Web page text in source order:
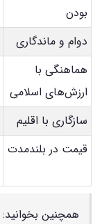
بودن
دوام و ماندگاری
هماهنگی با
ارزش‌های اسلامی
سازگاری با اقلیم
قیمت در بلندمدت
همچنین بخوانید: